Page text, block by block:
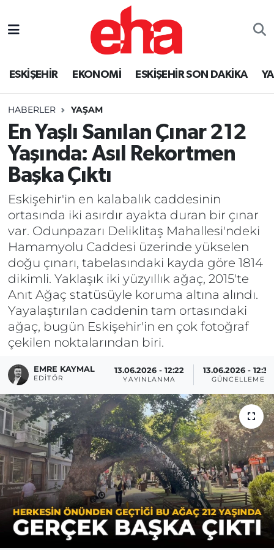
ESKİŞEHİR EKONOMİ ESKİŞEHİR SON DAKİKA
HABERLER YAŞAM
En Yaşlı Sanılan Çınar 212
Yaşında: Asıl Rekortmen
Başka Çıktı
Eskişehir'in en kalabalık caddesinin
ortasında iki asırdır ayakta duran bir çınar
var. Odunpazarı Deliklitaş Mahallesi'ndeki
Hamamyolu Caddesi üzerinde yükselen
doğu çınarı, tabelasındaki kayda göre 1814
dikimli. Yaklaşık iki yüzyıllık ağaç, 2015'te
Anıt Ağaç statüsüyle koruma altına alındı.
Yayalaştırılan caddenin tam ortasındaki
ağaç, bugün Eskişehir'in en çok fotoğraf
çekilen noktalarından biri.
EMRE KAYMAL
EDITÖR
13.06.2026 - 12:22
YAYINLANMA
13.06.2026 - 12:33
GÜNCELLEME